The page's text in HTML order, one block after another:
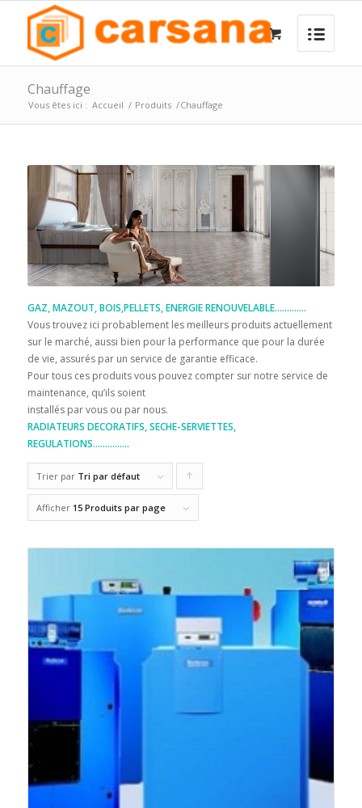
Chauffage
Vous êtes ici : Accueil / Produits /Chauffage
GAZ, MAZOUT, BOIS,PELLETS, ENERGIE RENOUVELABLE………….
Vous trouvez ici probablement les meilleurs produits actuellement
sur le marché, aussi bien pour la performance que pour la durée
de vie, assurés par un service de garantie efficace.
Pour tous ces produits vous pouvez compter sur notre service de
maintenance, qu’ils soient
installés par vous ou par nous.
RADIATEURS DECORATIFS, SECHE-SERVIETTES,
REGULATIONS……………
Trier par Tri par défaut
les
en
ascendant
Afficher 15 Produits par page